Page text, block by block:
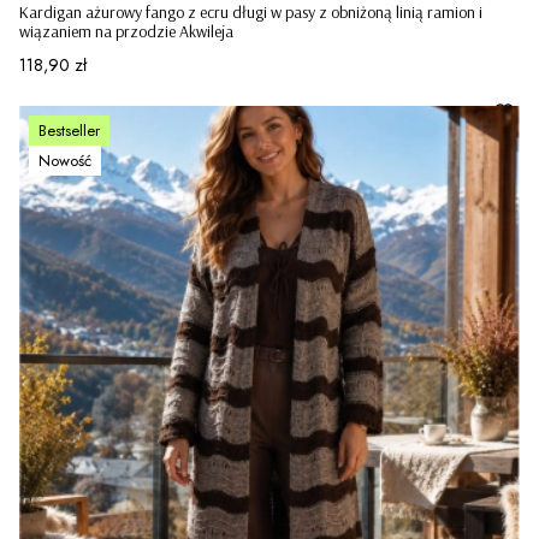
Kardigan ażurowy fango z ecru długi w pasy z obniżoną linią ramion i
wiązaniem na przodzie Akwileja
Cena
118,90 zł
Bestseller
Nowość